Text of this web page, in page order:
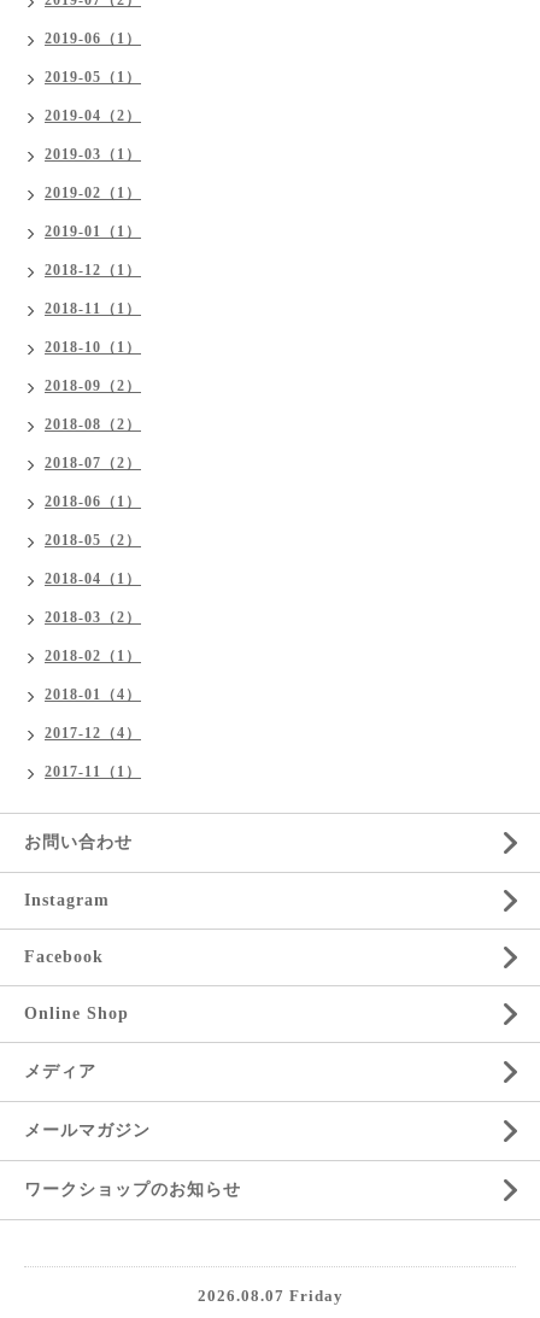
2019-06（1）
2019-05（1）
2019-04（2）
2019-03（1）
2019-02（1）
2019-01（1）
2018-12（1）
2018-11（1）
2018-10（1）
2018-09（2）
2018-08（2）
2018-07（2）
2018-06（1）
2018-05（2）
2018-04（1）
2018-03（2）
2018-02（1）
2018-01（4）
2017-12（4）
2017-11（1）
お問い合わせ
Instagram
Facebook
Online Shop
メディア
メールマガジン
ワークショップのお知らせ
2026.08.07 Friday